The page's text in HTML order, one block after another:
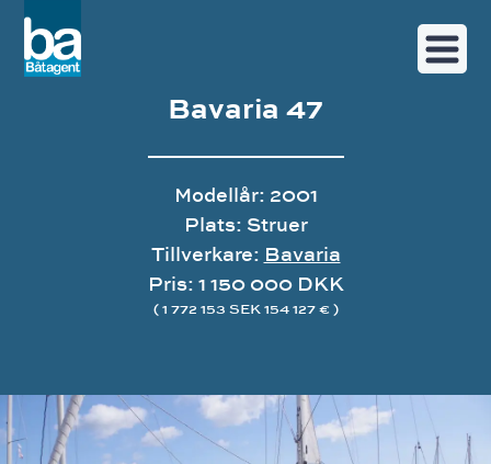
Bavaria 47
Modellår: 2001
Plats: Struer
Tillverkare: Bavaria
Pris: 1 150 000 DKK
( 1 772 153 SEK 154 127 € )